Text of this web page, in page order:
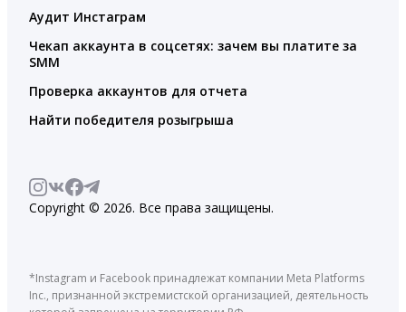
Аудит Инстаграм
Чекап аккаунта в соцсетях: зачем вы платите за
SMM
Проверка аккаунтов для отчета
Найти победителя розыгрыша
Copyright © 2026. Все права защищены.
*Instagram и Facebook принадлежат компании Meta Platforms
Inc., признанной экстремистской организацией, деятельность